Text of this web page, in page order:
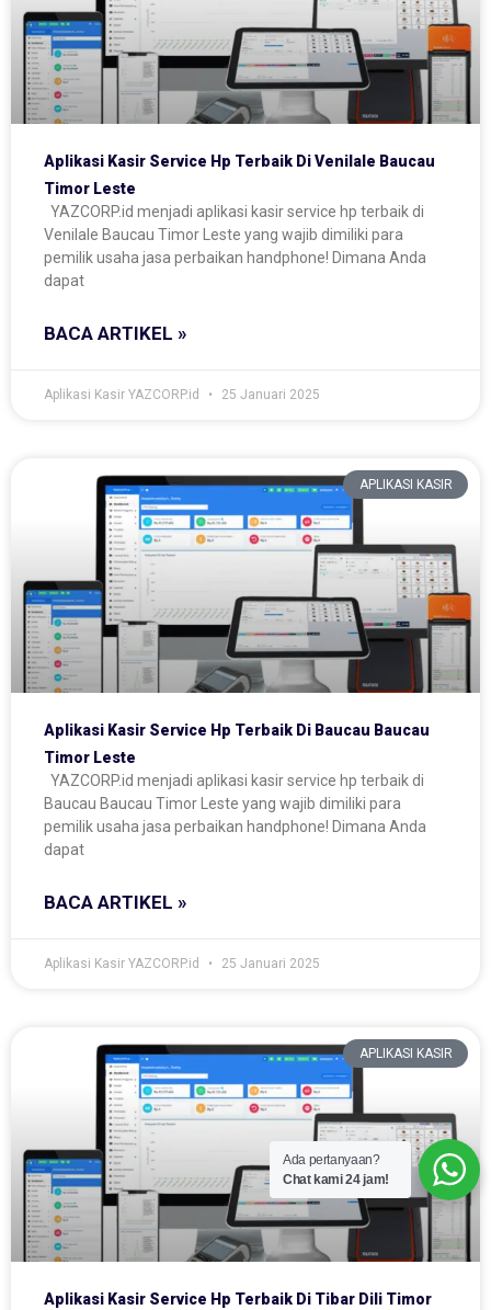
Aplikasi Kasir Service Hp Terbaik Di Venilale Baucau
Timor Leste
YAZCORP.id menjadi aplikasi kasir service hp terbaik di
Venilale Baucau Timor Leste yang wajib dimiliki para
pemilik usaha jasa perbaikan handphone! Dimana Anda
dapat
BACA ARTIKEL »
Aplikasi Kasir YAZCORP.id 25 Januari 2025
APLIKASI KASIR
Aplikasi Kasir Service Hp Terbaik Di Baucau Baucau
Timor Leste
YAZCORP.id menjadi aplikasi kasir service hp terbaik di
Baucau Baucau Timor Leste yang wajib dimiliki para
pemilik usaha jasa perbaikan handphone! Dimana Anda
dapat
BACA ARTIKEL »
Aplikasi Kasir YAZCORP.id 25 Januari 2025
APLIKASI KASIR
Aplikasi Kasir Service Hp Terbaik Di Tibar Dili Timor
Ada pertanyaan?
Chat kami 24 jam!